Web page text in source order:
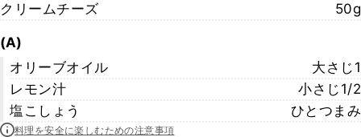
クリームチーズ
50g
(A)
オリーブオイル
大さじ1
レモン汁
小さじ1/2
塩こしょう
ひとつまみ
料理を安全に楽しむための注意事項